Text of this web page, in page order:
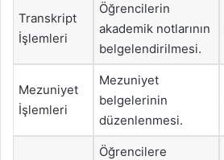
Transkript
İşlemleri
Öğrencilerin
akademik notlarının
belgelendirilmesi.
Mezuniyet
İşlemleri
Mezuniyet
belgelerinin
düzenlenmesi.
Öğrencilere